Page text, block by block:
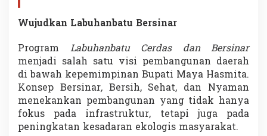
Wujudkan Labuhanbatu Bersinar
Program Labuhanbatu Cerdas dan Bersinar
menjadi salah satu visi pembangunan daerah
di bawah kepemimpinan Bupati Maya Hasmita.
Konsep Bersinar, Bersih, Sehat, dan Nyaman
menekankan pembangunan yang tidak hanya
fokus pada infrastruktur, tetapi juga pada
peningkatan kesadaran ekologis masyarakat.